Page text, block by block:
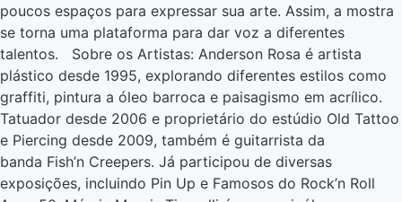
poucos espaços para expressar sua arte. Assim, a mostra
se torna uma plataforma para dar voz a diferentes
talentos. Sobre os Artistas: Anderson Rosa é artista
plástico desde 1995, explorando diferentes estilos como
graffiti, pintura a óleo barroca e paisagismo em acrílico.
Tatuador desde 2006 e proprietário do estúdio Old Tattoo
e Piercing desde 2009, também é guitarrista da
banda Fish’n Creepers. Já participou de diversas
exposições, incluindo Pin Up e Famosos do Rock’n Roll